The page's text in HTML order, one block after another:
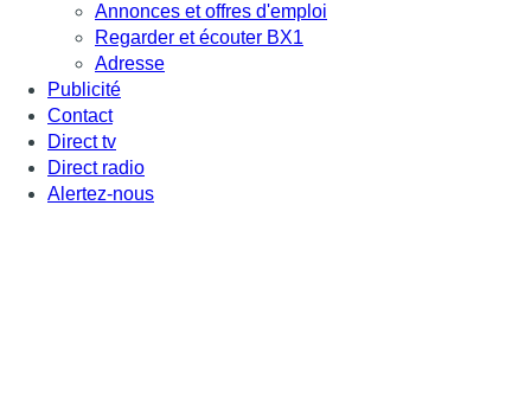
Annonces et offres d'emploi
Regarder et écouter BX1
Adresse
Publicité
Contact
Direct tv
Direct radio
Alertez-nous